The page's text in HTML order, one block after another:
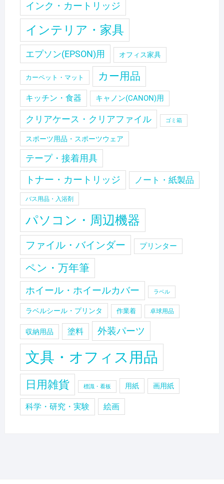
インク・カートリッジ
インテリア・家具
エプソン(EPSON)用 オフィス家具
カーペット・マット カー用品
キッチン・食器 キャノン(CANON)用
クリアケース・クリアファイル ゴミ箱
スポーツ用品・スポーツウェア
テープ・接着用具
トナー・カートリッジ ノート・紙製品
バス用品・入浴剤
パソコン・周辺機器
ファイル・バインダー プリンター
ペン・万年筆
ホイール・ホイールカバー ラベル
ラベルシール・プリンタ 作業着 卓球用品
収納用品 塗料 外装パーツ
文具・オフィス用品
日用雑貨 標識・看板 用紙 画用紙
科学・研究・実験 絵画